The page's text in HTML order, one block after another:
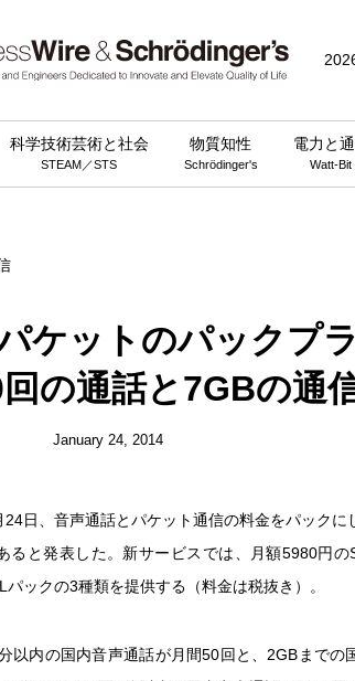
科学技術芸術と社会
STEAM／STS
物質知性
Schrödinger's
電力と
Watt-Bit
themes/wirelesswire_v3/functions.php
ケットのパックプ
の通話と7GBの通
January 24, 2014
日、音声通話とパケット通信の料金をパックに
ると発表した。新サービスでは、月額5980円の
ックの3種類を提供する（料金は税抜き）。
以内の国内音声通話が月間50回と、2GBまでの